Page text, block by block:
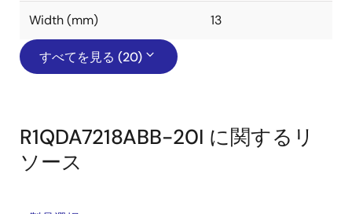
Width (mm) 13
すべてを見る (20)
R1QDA7218ABB-20I に関するリ
ソース